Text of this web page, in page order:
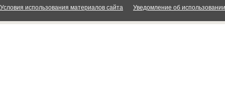
Условия использования материалов сайта
Уведомление об